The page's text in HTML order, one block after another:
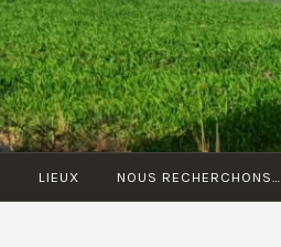
LIEUX NOUS RECHERCHONS…